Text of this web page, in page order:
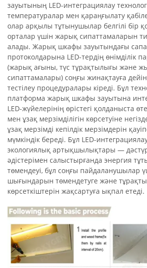
зауытының LED-интеграциялау
температуралар мен қараңғылату
олар арқылы тұтынушылар белгілі бір
орталар үшін жарық сипаттамаларын
алады. Жарық шкафы зауытындағы сапа
протоколдарына LED-тердің өнімділік
(жарық ағыны, түс тұрақтылығы және
сипаттамалары) соңғы жинақтауға
тестілеу процедуралары кіреді. Бұл
платформа жарық шкафы зауытына
LED-жүйелерінің өрістегі қолданыста
мен ұзақ мерзімділігін көрсетуіне
ұзақ мерзімді кепілдік мерзімдерін
мүмкіндік береді. Бұл LED-
экологиялық артықшылықтары —
әдістерімен салыстырғанда энергия
төмендеуі, бұл соңғы пайдаланушылар
шығындарын төмендетуге және
көрсеткіштерін жақсартуға ықпал етеді.